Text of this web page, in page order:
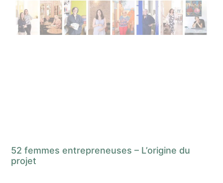
52 femmes entrepreneuses – L’origine du
projet